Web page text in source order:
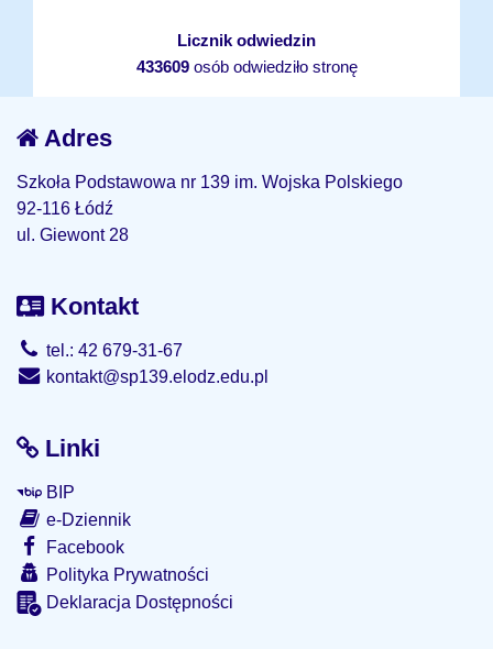
Licznik odwiedzin
433609osób odwiedziło stronę
Adres
Szkoła Podstawowa nr 139 im. Wojska Polskiego
92-116 Łódź
ul. Giewont 28
Kontakt
tel.: 42 679-31-67
kontakt@sp139.elodz.edu.pl
Linki
BIP
e-Dziennik
Facebook
Polityka Prywatności
Deklaracja Dostępności